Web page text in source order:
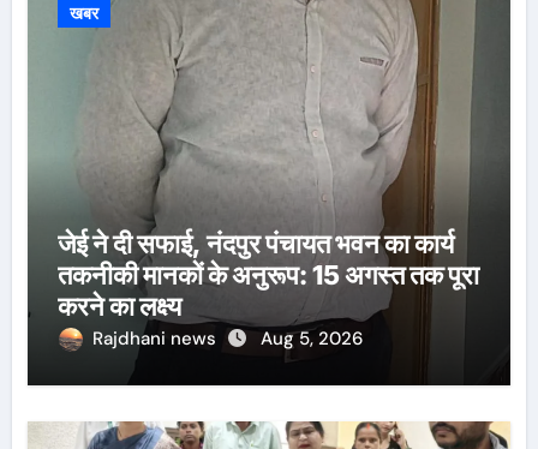
खबर
जेई ने दी सफाई, नंदपुर पंचायत भवन का कार्य
तकनीकी मानकों के अनुरूप: 15 अगस्त तक पूरा
करने का लक्ष्य
Rajdhani news Aug 5, 2026